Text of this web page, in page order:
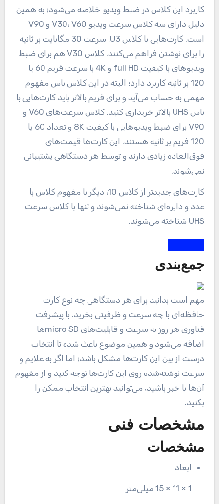
کاربرد این کلاس در ضبط ویدیو خلاصه می‌شود؛ به همین
دلیل دارای سه کلاس سرعت ویدیو V30، V60 و V90
است. کارت‌هایی با کلاس U3، سرعت 30 مگابایت بر ثانیه
را برای نوشتن فراهم می‌کنند. کلاس V30 هم برای ضبط
ویدیو‌های با کیفیت full HD و 4K با سرعت فریم 60 یا
120 بر ثانیه کاربرد دارد؛ البته در این کلاس باس مفهوم
مهمی به‌ حساب می‌آید و برای فریم بالاتر باید کارت‌هایی با
باس UHS بالاتر خریداری کنید. کلاس‌ سرعت‌های V60 و
V90 برای ضبط ویدیو‌هایی با کیفیت 8K و تعداد 60 یا
120 فریم بر ثانیه هستند. این کارت‌ها قیمت‌های
فوق‌العاده زیادی دارند و توسط هر دستگاهی پشتیبانی
نمی‌شوند.
کارت‌های جدیدتر از کلاس 10، دیگر با مفهوم کلاس با
عدد و دایره‌ای شناخته نمی‌شوند و تنها با کلاس سرعت
UHS شناخته می‌شوند.
جمع‌بندی
مهم است بدانید برای هر دستگاهی چه نوع کارت
حافظه‌ای با چه سرعت و ظرفیتی بخرید. با پیشرفت
فناوری هر روز به سرعت و قابلیت‌های micro SDها
اضافه می‌شود و همین موضوع باعث شده تا انتخاب
درست از بین این کارت‌ها مشکل باشد؛ اما اگر به علایم و
سرعت نوشته‌شده روی این کارت‌ها توجه کنید و از مفهوم
آن‌ها با خبر باشید، می‌توانید بهترین انتخاب ممکن را
بکنید.
مشخصات فنی
مشخصات
ابعاد
1 × 11 × 15 میلی‌متر